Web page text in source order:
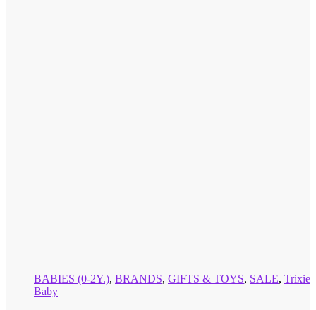
BABIES (0-2Y.), BRANDS, GIFTS & TOYS, SALE, Trixie
Baby